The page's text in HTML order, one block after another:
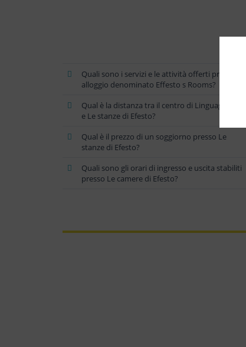
Quali sono i servizi e le attività offerti presso l
alloggio denominato Effesto s Rooms?
Qual è la distanza tra il centro di Linguaglossa
e Le stanze di Efesto?
Qual è il prezzo di un soggiorno presso Le
stanze di Efesto?
Quali sono gli orari di ingresso e uscita stabiliti
presso Le camere di Efesto?